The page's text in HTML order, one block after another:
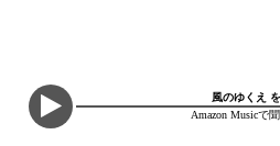
風のゆくえ を
Amazon Musicで